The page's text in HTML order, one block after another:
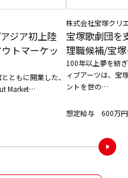
ジア初上陸
トマーケッ
ともに開業した、
Market…
株式会社宝塚クリ
宝塚歌劇団を
理職候補/宝
100年以上夢を紡
ィブアーツは、宝
ントを世の…
想定給与 600万